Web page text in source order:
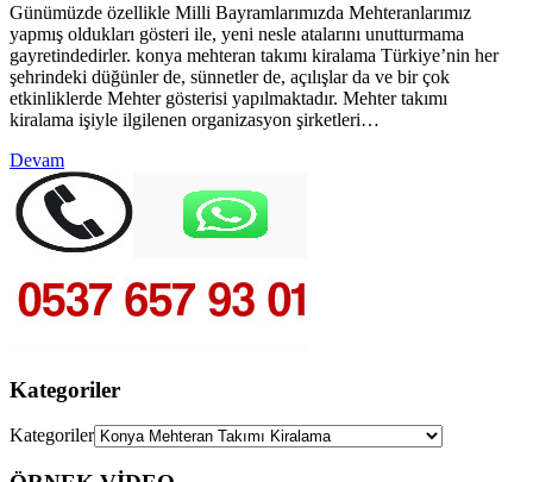
Günümüzde özellikle Milli Bayramlarımızda Mehteranlarımız
yapmış oldukları gösteri ile, yeni nesle atalarını unutturmama
gayretindedirler. konya mehteran takımı kiralama Türkiye’nin her
şehrindeki düğünler de, sünnetler de, açılışlar da ve bir çok
etkinliklerde Mehter gösterisi yapılmaktadır. Mehter takımı
kiralama işiyle ilgilenen organizasyon şirketleri…
Devam
Kategoriler
Kategoriler